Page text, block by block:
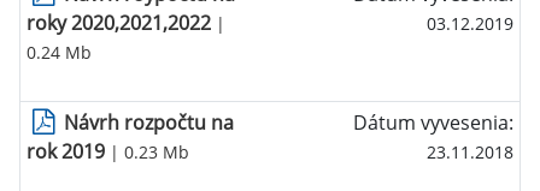
roky 2020,2021,2022 |
0.24 Mb
03.12.2019
Návrh rozpočtu na
rok 2019 | 0.23 Mb
Dátum vyvesenia:
23.11.2018